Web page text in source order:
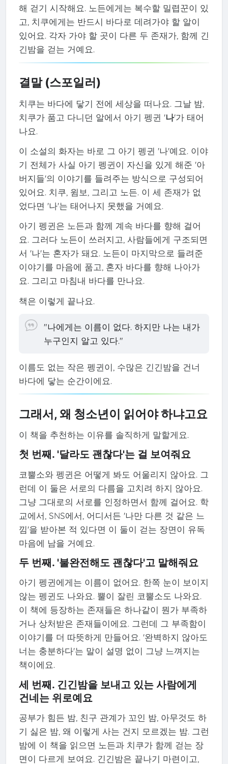
해 걷기 시작해요. 노든에게는 복수할 밀렵꾼이 있
고, 치쿠에게는 반드시 바다로 데려가야 할 알이
있어요. 각자 가야 할 곳이 다른 두 존재가, 함께 긴
긴밤을 걷는 거예요.
결말 (스포일러)
치쿠는 바다에 닿기 전에 세상을 떠나요. 그날 밤,
치쿠가 품고 다니던 알에서 아기 펭귄 '나'가 태어
나요.
이 소설의 화자는 바로 그 아기 펭귄 '나'예요. 이야
기 전체가 사실 아기 펭귄이 자신을 있게 해준 '아
버지들'의 이야기를 들려주는 방식으로 구성되어
있어요. 치쿠, 윔보, 그리고 노든. 이 세 존재가 없
었다면 '나'는 태어나지 못했을 거예요.
아기 펭귄은 노든과 함께 계속 바다를 향해 걸어
요. 그러다 노든이 쓰러지고, 사람들에게 구조되면
서 '나'는 혼자가 돼요. 노든이 마지막으로 들려준
이야기를 마음에 품고, 혼자 바다를 향해 나아가
요. 그리고 마침내 바다를 만나요.
책은 이렇게 끝나요.
"나에게는 이름이 없다. 하지만 나는 내가
누구인지 알고 있다."
이름도 없는 작은 펭귄이, 수많은 긴긴밤을 건너
바다에 닿는 순간이에요.
그래서, 왜 청소년이 읽어야 하냐고요
이 책을 추천하는 이유를 솔직하게 말할게요.
첫 번째. '달라도 괜찮다'는 걸 보여줘요
코뿔소와 펭귄은 어떻게 봐도 어울리지 않아요. 그
런데 이 둘은 서로의 다름을 고치려 하지 않아요.
그냥 그대로의 서로를 인정하면서 함께 걸어요. 학
교에서, SNS에서, 어디서든 '나만 다른 것 같은 느
낌'을 받아본 적 있다면 이 둘이 걷는 장면이 유독
마음에 남을 거예요.
두 번째. '불완전해도 괜찮다'고 말해줘요
아기 펭귄에게는 이름이 없어요. 한쪽 눈이 보이지
않는 펭귄도 나와요. 뿔이 잘린 코뿔소도 나와요.
이 책에 등장하는 존재들은 하나같이 뭔가 부족하
거나 상처받은 존재들이에요. 그런데 그 부족함이
이야기를 더 따뜻하게 만들어요. '완벽하지 않아도
너는 충분하다'는 말이 설명 없이 그냥 느껴지는
책이에요.
세 번째. 긴긴밤을 보내고 있는 사람에게
건네는 위로예요
공부가 힘든 밤, 친구 관계가 꼬인 밤, 아무것도 하
기 싫은 밤, 왜 이렇게 사는 건지 모르겠는 밤. 그런
밤에 이 책을 읽으면 노든과 치쿠가 함께 걷는 장
면이 다르게 보여요. 긴긴밤은 끝나기 마련이고,